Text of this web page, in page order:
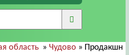
область» Чудово » Продакшн